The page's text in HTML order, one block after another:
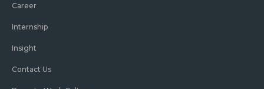
Career
Internship
Insight
Contact Us